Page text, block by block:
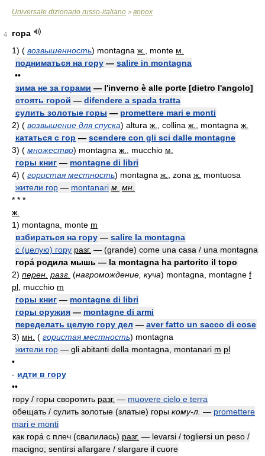
Universale dizionario russo-italiano > ворох
4
гора
1) ( возвышенность) montagna ж. , monte м.
подниматься на гору — salire in montagna
••
зима не за горами — l'inverno è alle porte [dietro l'angolo]
стоять горой — difendere a spada tratta
сулить золотые горы — promettere mari e monti
2) ( возвышение для спуска) altura ж. , collina ж. , montagna ж.
кататься с гор — scendere con gli sci dalle montagne
3) ( множество) montagna ж. , mucchio м.
горы книг — montagne di libri
4) ( гористая местность) montagna ж. , zona ж. montuosa
жители гор — montanari м. мн.
* * *
ж.
1) montagna, monte m
взбираться на гору — salire la montagna
с (целую) гору разг. — (grande) come una casa / una montagna
гора́ родила мышь — la montagna ha partorito il topo
2) перен. разг. (нагромождение, куча) montagna, montagne f
pl , mucchio m
горы книг — montagne di libri
горы оружия — montagne di armi
переделать целую гору дел — aver fatto un sacco di cose
3) мн. ( гористая местность) montagna
жители гор — gli abitanti della montagna, montanari m pl
•
- идти в гору
••
гору / горы своротить разг. — muovere cielo e terra
обещать / сулить золотые (златые) горы кому-л. — promettere
mari e monti
как гора́ с плеч (свалилась) разг. — levarsi / togliersi un peso /
macigno; sentirsi allargare / slargare il cuore